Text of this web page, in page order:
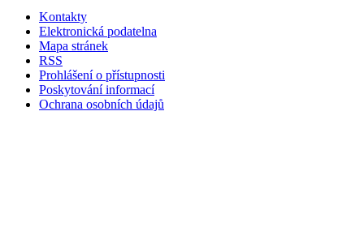
Kontakty
Elektronická podatelna
Mapa stránek
RSS
Prohlášení o přístupnosti
Poskytování informací
Ochrana osobních údajů